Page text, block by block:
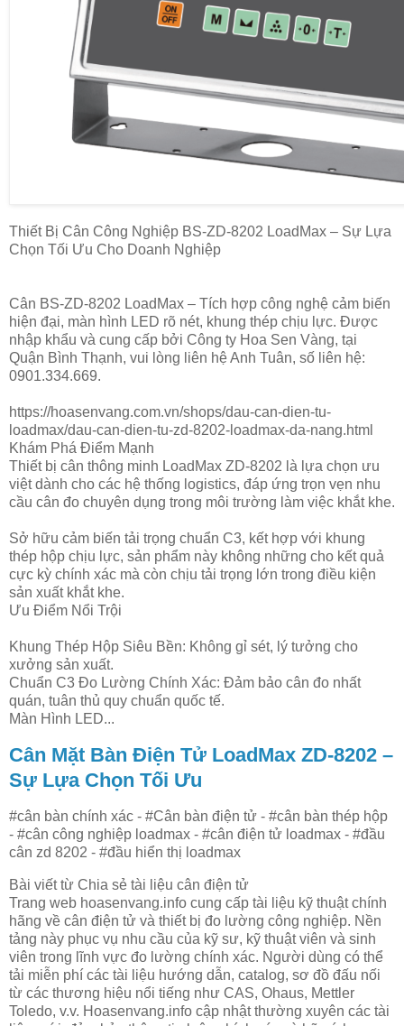
Thiết Bị Cân Công Nghiệp BS‑ZD‑8202 LoadMax – Sự Lựa
Chọn Tối Ưu Cho Doanh Nghiệp
Cân BS‑ZD‑8202 LoadMax – Tích hợp công nghệ cảm biến
hiện đại, màn hình LED rõ nét, khung thép chịu lực. Được
nhập khẩu và cung cấp bởi Công ty Hoa Sen Vàng, tại
Quận Bình Thạnh, vui lòng liên hệ Anh Tuân, số liên hệ:
0901.334.669.
https://hoasenvang.com.vn/shops/dau-can-dien-tu-
loadmax/dau-can-dien-tu-zd-8202-loadmax-da-nang.html
Khám Phá Điểm Mạnh
Thiết bị cân thông minh LoadMax ZD‑8202 là lựa chọn ưu
việt dành cho các hệ thống logistics, đáp ứng trọn vẹn nhu
cầu cân đo chuyên dụng trong môi trường làm việc khắt khe.
Sở hữu cảm biến tải trọng chuẩn C3, kết hợp với khung
thép hộp chịu lực, sản phẩm này không những cho kết quả
cực kỳ chính xác mà còn chịu tải trọng lớn trong điều kiện
sản xuất khắt khe.
Ưu Điểm Nổi Trội
Khung Thép Hộp Siêu Bền: Không gỉ sét, lý tưởng cho
xưởng sản xuất.
Chuẩn C3 Đo Lường Chính Xác: Đảm bảo cân đo nhất
quán, tuân thủ quy chuẩn quốc tế.
Màn Hình LED...
Cân Mặt Bàn Điện Tử LoadMax ZD-8202 –
Sự Lựa Chọn Tối Ưu
#cân bàn chính xác - #Cân bàn điện tử - #cân bàn thép hộp
- #cân công nghiệp loadmax - #cân điện tử loadmax - #đầu
cân zd 8202 - #đầu hiển thị loadmax
Bài viết từ Chia sẻ tài liệu cân điện tử
Trang web hoasenvang.info cung cấp tài liệu kỹ thuật chính
hãng về cân điện tử và thiết bị đo lường công nghiệp. Nền
tảng này phục vụ nhu cầu của kỹ sư, kỹ thuật viên và sinh
viên trong lĩnh vực đo lường chính xác. Người dùng có thể
tải miễn phí các tài liệu hướng dẫn, catalog, sơ đồ đấu nối
từ các thương hiệu nổi tiếng như CAS, Ohaus, Mettler
Toledo, v.v. Hoasenvang.info cập nhật thường xuyên các tài